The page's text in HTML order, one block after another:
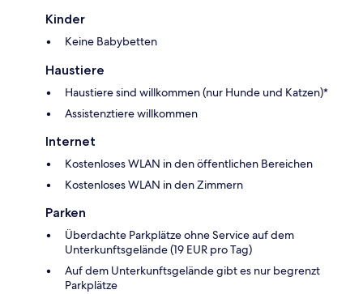
Kinder
Keine Babybetten
Haustiere
Haustiere sind willkommen (nur Hunde und Katzen)*
Assistenztiere willkommen
Internet
Kostenloses WLAN in den öffentlichen Bereichen
Kostenloses WLAN in den Zimmern
Parken
Überdachte Parkplätze ohne Service auf dem
Unterkunftsgelände (19 EUR pro Tag)
Auf dem Unterkunftsgelände gibt es nur begrenzt
Parkplätze